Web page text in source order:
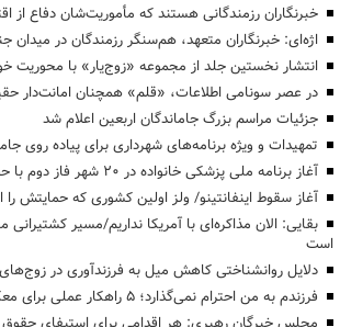
خبرنگاران رزمندگانی هستند که مأموریت‌شان دفاع از
اژه‌ای: خبرنگاران متعهد، هم‌سنگر رزمندگان در
انتشار نخستین جلد از مجموعه «زوج‌یار» با محوریت
در عصر سونامی اطلاعات، «قلم» همچنان امانت‌دار
جزئیات مراسم بزرگ جاماندگان اربعین اعلام شد
تمهیدات و ویژه برنامه‌های شهرداری برای پیاده روی
آغاز برنامه ملی پزشکی خانواده در ۲۰ شهر فاز دوم با حضور «پزشکیان»
آغاز سقوط اینفانتینو/ ولز اولین کشوری که حمایتش
بقایی: الان مذاکره‌ای با آمریکا نداریم/مسیر
است
دلایل روانشناختی کاهش میل به فرزندآوری در
فرزندم به من احترام نمی‌گذارد؛ ۵ راهکار عملی برای معکوس کردن این رفتار